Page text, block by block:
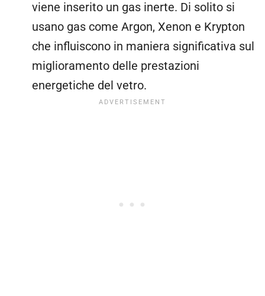
viene inserito un gas inerte. Di solito si
usano gas come Argon, Xenon e Krypton
che influiscono in maniera significativa sul
miglioramento delle prestazioni
energetiche del vetro.